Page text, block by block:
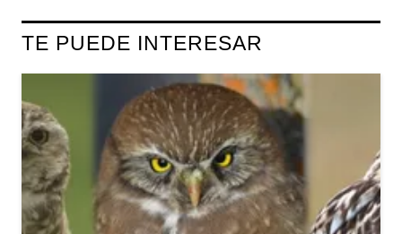
TE PUEDE INTERESAR